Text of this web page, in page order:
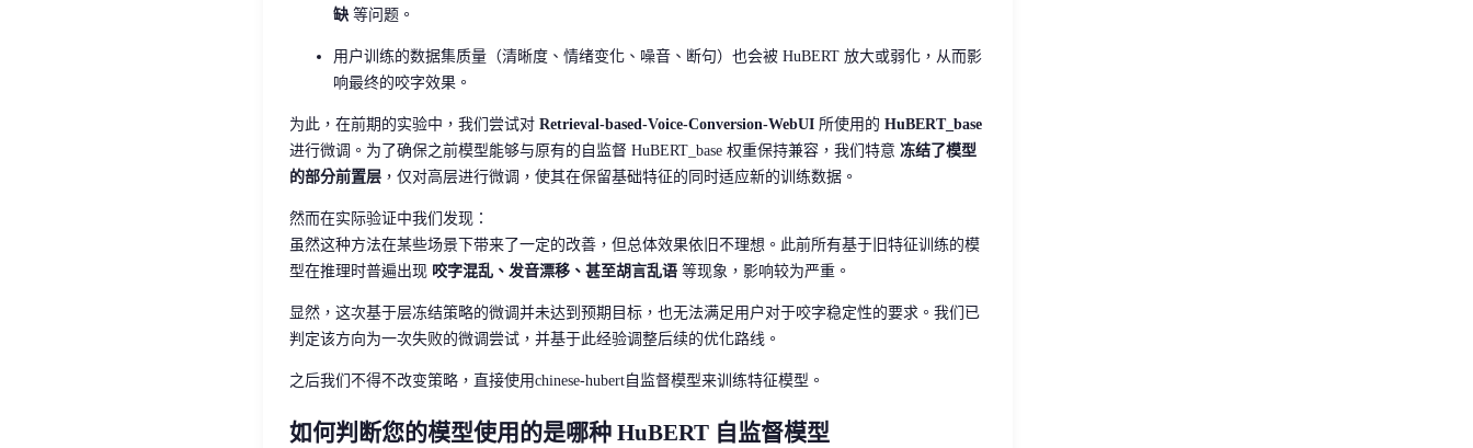
缺 等问题。
用户训练的数据集质量（清晰度、情绪变化、噪音、断句）也会被 HuBERT 放大或弱化，从而影
响最终的咬字效果。
为此，在前期的实验中，我们尝试对 Retrieval-based-Voice-Conversion-WebUI 所使用的 HuBERT_base
进行微调。为了确保之前模型能够与原有的自监督 HuBERT_base 权重保持兼容，我们特意 冻结了模型
的部分前置层 ，仅对高层进行微调，使其在保留基础特征的同时适应新的训练数据。
然而在实际验证中我们发现：
虽然这种方法在某些场景下带来了一定的改善，但总体效果依旧不理想。此前所有基于旧特征训练的模
型在推理时普遍出现 咬字混乱、发音漂移、甚至胡言乱语 等现象，影响较为严重。
显然，这次基于层冻结策略的微调并未达到预期目标，也无法满足用户对于咬字稳定性的要求。我们已
判定该方向为一次失败的微调尝试，并基于此经验调整后续的优化路线。
之后我们不得不改变策略，直接使用chinese-hubert自监督模型来训练特征模型。
如何判断您的模型使用的是哪种 HuBERT 自监督模型